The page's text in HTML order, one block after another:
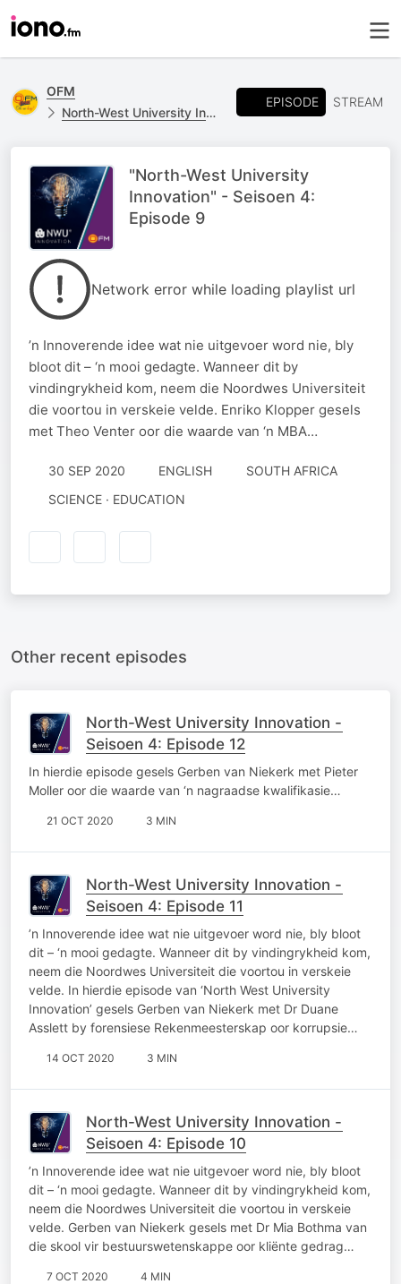
OFM
North-West University Innovation
EPISODE STREAM
"North-West University
Innovation" - Seisoen 4:
Episode 9
Network error while loading playlist url
’n Innoverende idee wat nie uitgevoer word nie, bly
bloot dit – ‘n mooi gedagte. Wanneer dit by
vindingrykheid kom, neem die Noordwes Universiteit
die voortou in verskeie velde. Enriko Klopper gesels
met Theo Venter oor die waarde van ‘n MBA…
30 SEP 2020 ENGLISH
SOUTH AFRICA
SCIENCE · EDUCATION
Other recent episodes
North-West University Innovation -
Seisoen 4: Episode 12
In hierdie episode gesels Gerben van Niekerk met Pieter
Moller oor die waarde van ‘n nagraadse kwalifikasie…
21 OCT 2020 3 MIN
North-West University Innovation -
Seisoen 4: Episode 11
’n Innoverende idee wat nie uitgevoer word nie, bly bloot
dit – ‘n mooi gedagte. Wanneer dit by vindingrykheid kom,
neem die Noordwes Universiteit die voortou in verskeie
velde. In hierdie episode van ‘North West University
Innovation’ gesels Gerben van Niekerk met Dr Duane
Asslett by forensiese Rekenmeesterskap oor korrupsie…
14 OCT 2020 3 MIN
North-West University Innovation -
Seisoen 4: Episode 10
’n Innoverende idee wat nie uitgevoer word nie, bly bloot
dit – ‘n mooi gedagte. Wanneer dit by vindingrykheid kom,
neem die Noordwes Universiteit die voortou in verskeie
velde. Gerben van Niekerk gesels met Dr Mia Bothma van
die skool vir bestuurswetenskappe oor kliënte gedrag…
7 OCT 2020 4 MIN